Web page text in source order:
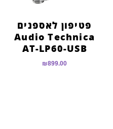
פטיפון לאספנים
Audio Technica
AT-LP60-USB
₪899.00